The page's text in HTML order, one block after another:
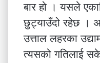
बार हो । यसले
छुट्याउँदो रहेछ ।
उत्ताल लहरका
त्यसको गतिलाई